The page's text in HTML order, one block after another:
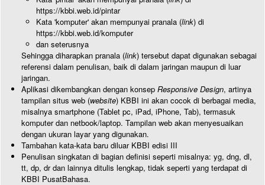
https://kbbi.web.id/pintar
Kata 'komputer' akan mempunyai pranala (link) di
https://kbbi.web.id/komputer
dan seterusnya
Sehingga diharapkan pranala (link) tersebut dapat digunakan sebagai
referensi dalam penulisan, baik di dalam jaringan maupun di luar
jaringan.
Aplikasi dikembangkan dengan konsep Responsive Design, artinya
tampilan situs web (website) KBBI ini akan cocok di berbagai media,
misalnya smartphone (Tablet pc, iPad, iPhone, Tab), termasuk
komputer dan netbook/laptop. Tampilan web akan menyesuaikan
dengan ukuran layar yang digunakan.
Tambahan kata-kata baru diluar KBBI edisi III
Penulisan singkatan di bagian definisi seperti misalnya: yg, dng, dl,
tt, dp, dr dan lainnya ditulis lengkap, tidak seperti yang terdapat di
KBBI PusatBahasa.